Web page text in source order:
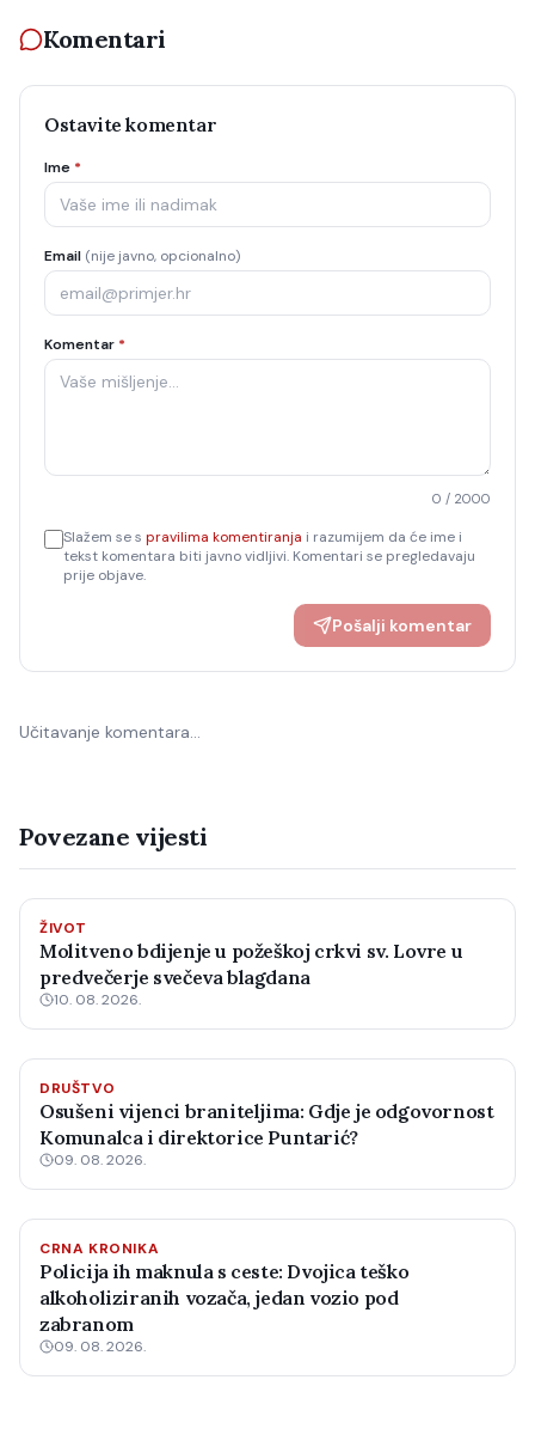
Komentari
Ostavite komentar
Ime *
Email (nije javno, opcionalno)
Komentar *
0 / 2000
Slažem se s pravilima komentiranja i razumijem da će ime i
tekst komentara biti javno vidljivi. Komentari se pregledavaju
prije objave.
Pošalji komentar
Učitavanje komentara…
Povezane vijesti
ŽIVOT
Molitveno bdijenje u požeškoj crkvi sv. Lovre u
predvečerje svečeva blagdana
10. 08. 2026.
DRUŠTVO
Osušeni vijenci braniteljima: Gdje je odgovornost
Komunalca i direktorice Puntarić?
09. 08. 2026.
CRNA KRONIKA
Policija ih maknula s ceste: Dvojica teško
alkoholiziranih vozača, jedan vozio pod
zabranom
09. 08. 2026.